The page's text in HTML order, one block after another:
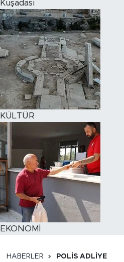
Kuşadası
KÜLTÜR
EKONOMİ
HABERLER POLİS ADLİYE